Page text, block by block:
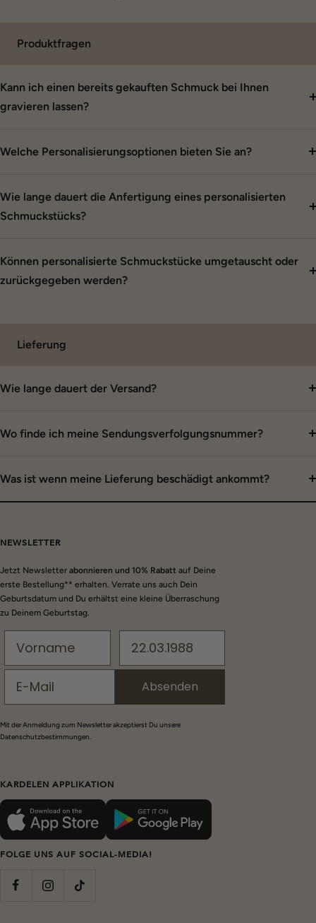
Produktfragen
Kann ich einen bereits gekauften Schmuck bei Ihnen
gravieren lassen?
Welche Personalisierungsoptionen bieten Sie an?
Wie lange dauert die Anfertigung eines personalisierten
Schmuckstücks?
Können personalisierte Schmuckstücke umgetauscht oder
zurückgegeben werden?
Lieferung
Wie lange dauert der Versand?
Wo finde ich meine Sendungsverfolgungsnummer?
Was ist wenn meine Lieferung beschädigt ankommt?
NEWSLETTER
Jetzt Newsletter abonnieren und 10% Rabatt auf Deine
erste Bestellung** erhalten. Verrate uns auch Dein
Geburtsdatum und Du erhältst eine kleine Überraschung
zu Deinem Geburtstag.
Absenden
Mit der Anmeldung zum Newsletter akzeptierst Du unsere
Datenschutzbestimmungen.
KARDELEN APPLIKATION
FOLGE UNS AUF SOCIAL-MEDIA!